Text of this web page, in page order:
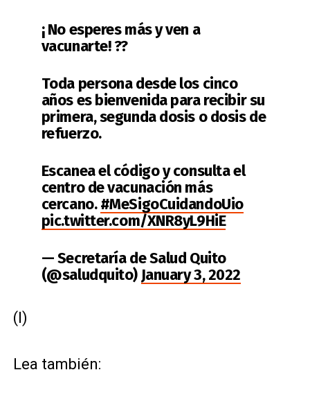
¡ No esperes más y ven a
vacunarte! ??
Toda persona desde los cinco
años es bienvenida para recibir su
primera, segunda dosis o dosis de
refuerzo.
Escanea el código y consulta el
centro de vacunación más
cercano.#MeSigoCuidandoUio
pic.twitter.com/XNR8yL9HiE
— Secretaría de Salud Quito
(@saludquito) January 3, 2022
(I)
Lea también: